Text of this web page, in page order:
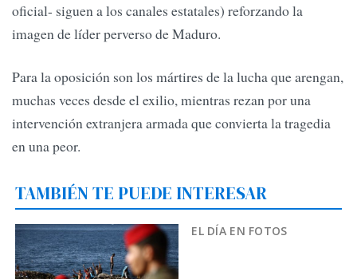
oficial- siguen a los canales estatales) reforzando la
imagen de líder perverso de Maduro.
Para la oposición son los mártires de la lucha que arengan,
muchas veces desde el exilio, mientras rezan por una
intervención extranjera armada que convierta la tragedia
en una peor.
TAMBIÉN TE PUEDE INTERESAR
EL DÍA EN FOTOS